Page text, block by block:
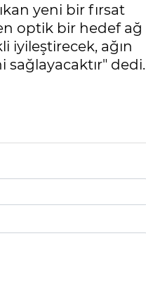
yeni bir fırsat
optik bir hedef ağ
iyileştirecek, ağın
sağlayacaktır" dedi.